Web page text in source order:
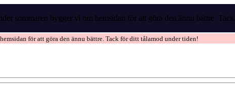
sommaren bygger vi om hemsidan för att göra den ännu bättre.
för att göra den ännu bättre. Tack för ditt tålamod under tiden!